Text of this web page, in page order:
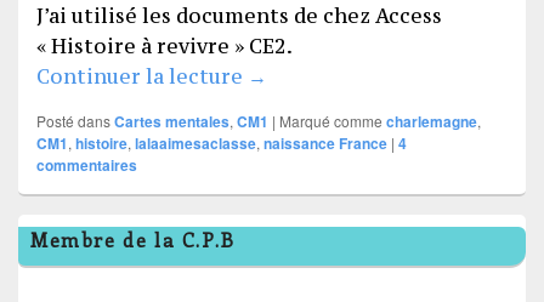
J’ai utilisé les documents de chez Access
« Histoire à revivre » CE2.
Continuer la lecture H8 Charlemagne (naissance
→
Posté dansCartes mentales, CM1 | Marqué comme charlemagne,
CM1, histoire, lalaaimesaclasse, naissance France | 4
commentaires
Zone
principale
de
Membre de la C.P.B